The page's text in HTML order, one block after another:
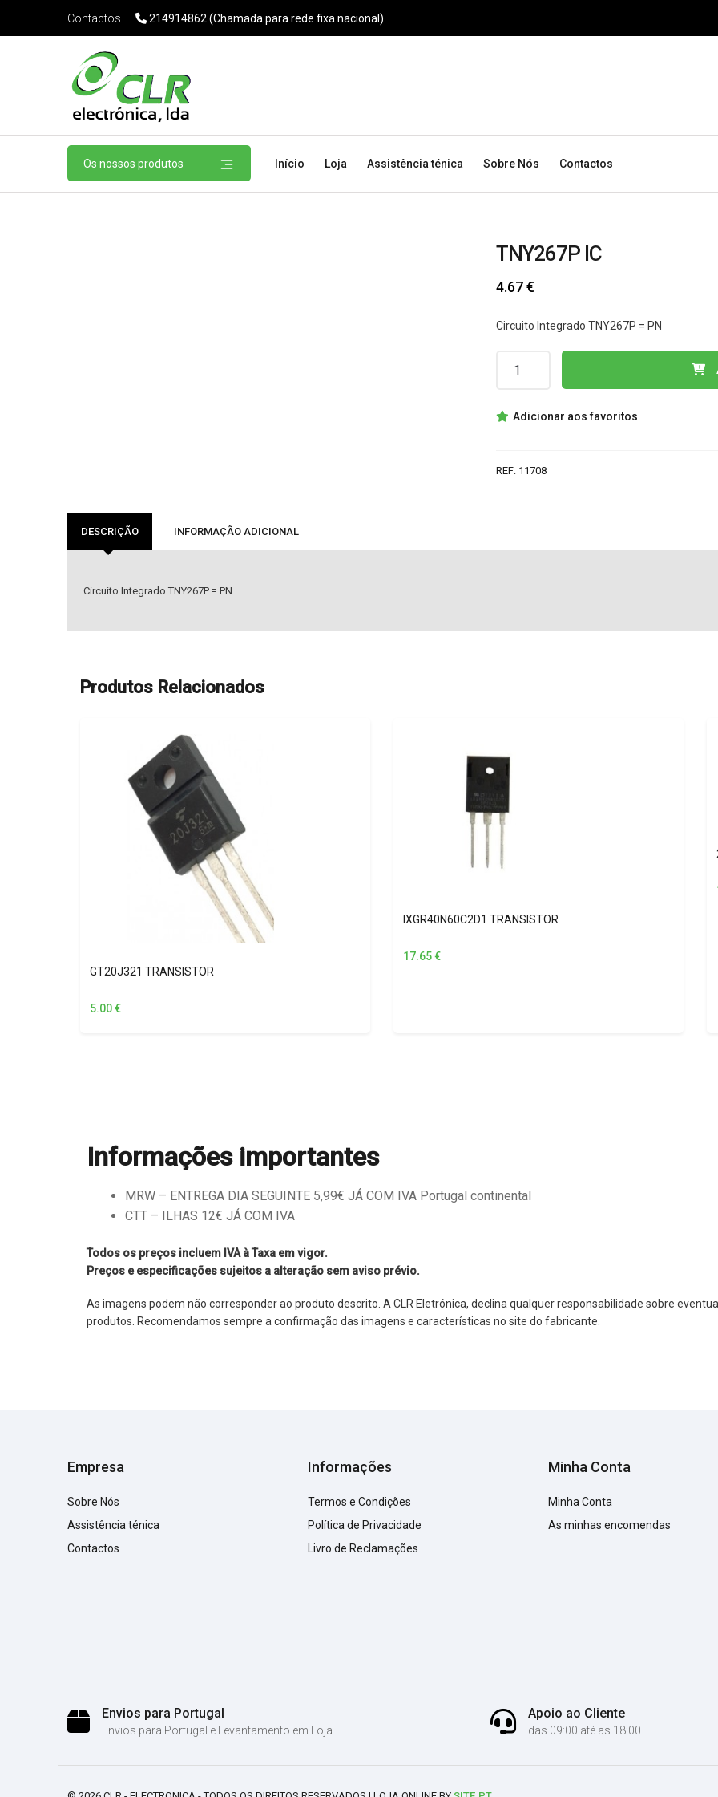
Contactos 214914862 (Chamada para rede fixa nacional)
Os nossos produtos Início Loja Assistência ténica Sobre Nós Contactos
TNY267P IC
4.67€
Circuito Integrado TNY267P = PN
IC Adicionar aos favoritos
REF: 11708
DESCRIÇÃO INFORMAÇÃO ADICIONAL
Circuito Integrado TNY267P = PN
Produtos Relacionados
GT20J321 TRANSISTOR
5.00€
IXGR40N60C2D1 TRANSISTOR
17.65€
Informações importantes
MRW – ENTREGA DIA SEGUINTE 5,99€ JÁ COM IVA Portugal continental
CTT – ILHAS 12€ JÁ COM IVA
Todos os preços incluem IVA à Taxa em vigor.
Preços e especificações sujeitos a alteração sem aviso prévio.
As imagens podem não corresponder ao produto descrito. A CLR Eletrónica, declina qualquer responsabilidade sobre
produtos. Recomendamos sempre a confirmação das imagens e características no site do fabricante.
Empresa
Sobre Nós
Assistência ténica
Contactos
Informações
Termos e Condições
Política de Privacidade
Livro de Reclamações
Minha Conta
Minha Conta
As minhas encomendas
Envios para Portugal
Envios para Portugal e Levantamento em Loja
Apoio ao Cliente
das 09:00 até as 18:00